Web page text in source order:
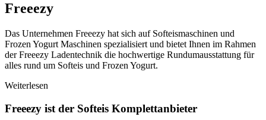
Freeezy
Das Unternehmen Freeezy hat sich auf Softeismaschinen und
Frozen Yogurt Maschinen spezialisiert und bietet Ihnen im Rahmen
der Freeezy Ladentechnik die hochwertige Rundumausstattung für
alles rund um Softeis und Frozen Yogurt.
Weiterlesen
Freeezy ist der Softeis Komplettanbieter